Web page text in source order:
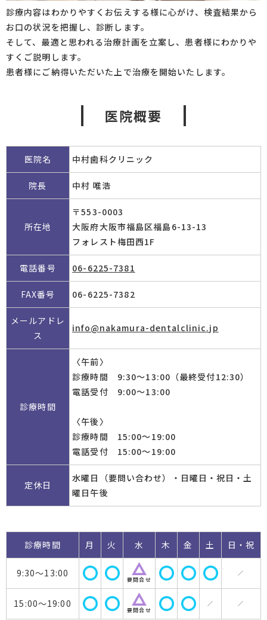
診療内容はわかりやすくお伝えする様に心がけ、検査結果から
お口の状況を把握し、診断します。
そして、最適と思われる治療計画を立案し、患者様にわかりや
すくご説明します。
患者様にご納得いただいた上で治療を開始いたします。
医院概要
医院名 中村歯科クリニック
院長 中村 唯浩
所在地
〒553-0003
大阪府大阪市福島区福島6-13-13
フォレスト梅田西1F
電話番号 06-6225-7381
FAX番号 06-6225-7382
メールアドレ
ス
info@nakamura-dentalclinic.jp
診療時間
〈午前〉
診療時間 9:30～13:00（最終受付12:30）
電話受付 9:00～13:00
〈午後〉
診療時間 15:00～19:00
電話受付 15:00～19:00
定休日
水曜日（要問い合わせ）・日曜日・祝日・土
曜日午後
診療時間 月 火 水 木 金 土 日・祝
9:30～13:00
要問合せ
／
15:00～19:00
要問合せ
／ ／